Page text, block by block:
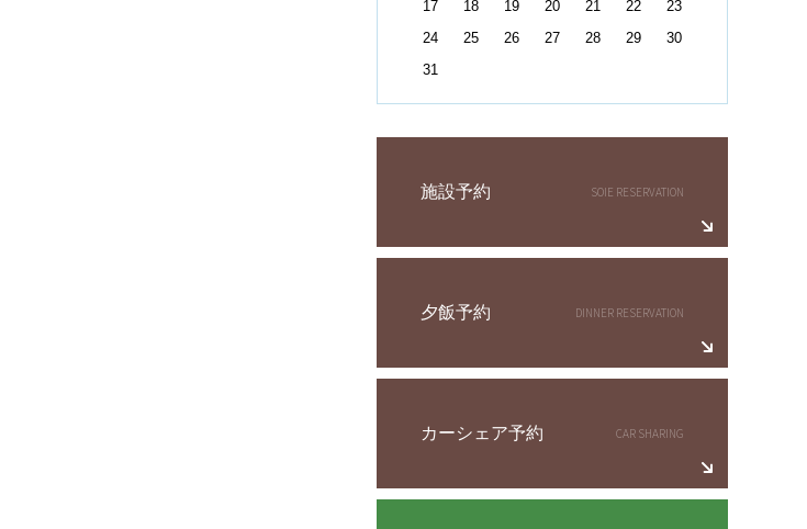
17 18 19 20 21 22
23
24
25 26 27 28 29
30
31
施設予約
夕飯予約
カーシェア予約